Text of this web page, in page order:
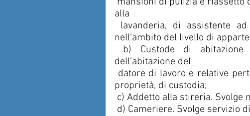
alla
nell’ambito del livello di
dell’abitazione del
proprietà, di custodia;
c) Addetto alla stireria. Svolge
d) Cameriere. Svolge servizio